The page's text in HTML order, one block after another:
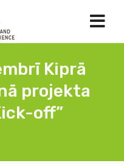
Kiprā
projekta
off”